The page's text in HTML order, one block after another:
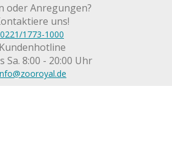
oder Anregungen?
uns!
0221/1773-1000
Kundenhotline
Sa. 8:00 - 20:00 Uhr